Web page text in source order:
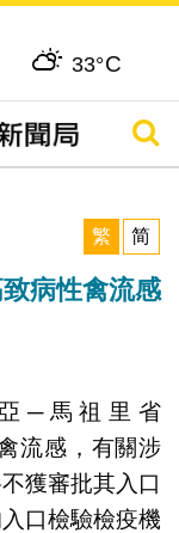
33°C
搜尋
繁
简
病性禽流感
─馬祖里省
流感，有關涉
獲審批其入口
口檢驗檢疫機